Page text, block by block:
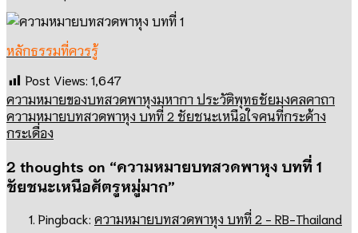
หลักธรรมที่ควรรู้
Post Views: 1,647
ความหมายของบทสวดพาหุงมหากา ประวัติพุทธชัยมงคลคาถา
ความหมายบทสวดพาหุง บทที่ 2 ชัยชนะเหนือใจคนที่กระด้าง
กระเดื่อง
2 thoughts on “ความหมายบทสวดพาหุง บทที่ 1
ชัยชนะเหนือศัตรูหมู่มาก”
Pingback: ความหมายบทสวดพาหุง บทที่ 2 - RB-Thailand